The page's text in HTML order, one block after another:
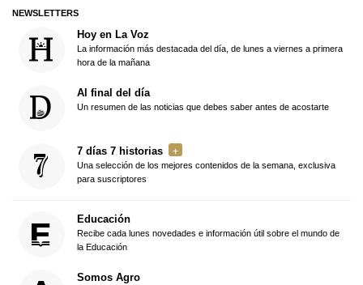
NEWSLETTERS
Hoy en La Voz
La información más destacada del día, de lunes a viernes a primera
hora de la mañana
Al final del día
Un resumen de las noticias que debes saber antes de acostarte
7 días 7 historias
Una selección de los mejores contenidos de la semana, exclusiva
para suscriptores
Educación
Recibe cada lunes novedades e información útil sobre el mundo de
la Educación
Somos Agro